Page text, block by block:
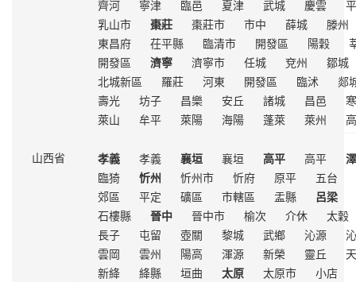
齊河
寧津 臨邑 夏津 武城 慶雲
乳山市
棗莊 棗莊市 市中 薛城
滕州
東昌府
茌平縣 臨清市 開發區 陽穀
開發區
濟寧 濟寧市 任城 兗州
鄒城
北城新區
羅莊 河東 開發區 臨沭
郯
壽光
坊子 昌樂 安丘 諸城 昌邑
萊山
牟平 萊陽 海陽 蓬萊 萊州
山西省 孝義 孝義 襄垣 襄垣 高平 高平
臨猗
忻州 忻州市 忻府 原平
五台
郊區
平定 礦區 市轄區 盂縣
呂梁
石樓縣
晉中 晉中市 榆次 介休
太穀
長子
屯留 壺關 黎城 武鄉 沁源
雲岡
雲州 陽高 渾源 新榮 靈丘
新絳
絳縣 垣曲 太原 太原市
小店